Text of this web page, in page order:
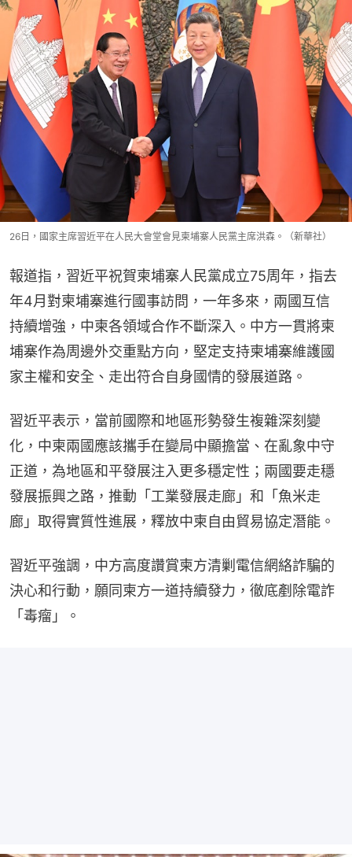
26日，國家主席習近平在人民大會堂會見柬埔寨人民黨主席洪森。（新華社）
報道指，習近平祝賀柬埔寨人民黨成立75周年，指去
年4月對柬埔寨進行國事訪問，一年多來，兩國互信
持續增強，中柬各領域合作不斷深入。中方一貫將柬
埔寨作為周邊外交重點方向，堅定支持柬埔寨維護國
家主權和安全、走出符合自身國情的發展道路。
習近平表示，當前國際和地區形勢發生複雜深刻變
化，中柬兩國應該攜手在變局中顯擔當、在亂象中守
正道，為地區和平發展注入更多穩定性；兩國要走穩
發展振興之路，推動「工業發展走廊」和「魚米走
廊」取得實質性進展，釋放中柬自由貿易協定潛能。
習近平強調，中方高度讚賞柬方清剿電信網絡詐騙的
決心和行動，願同柬方一道持續發力，徹底剷除電詐
「毒瘤」。